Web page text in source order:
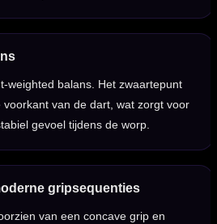
weighted balans. Het zwaartepunt
van de dart, wat zorgt voor
gevoel tijdens de worp.
gripsequenties
van een concave grip en